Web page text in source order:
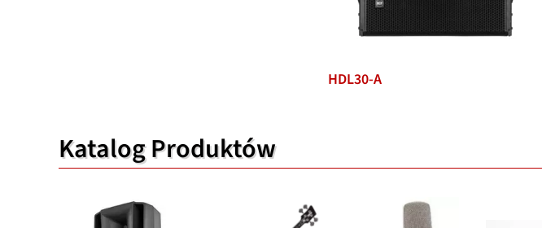
HDL30-A
Katalog Produktów